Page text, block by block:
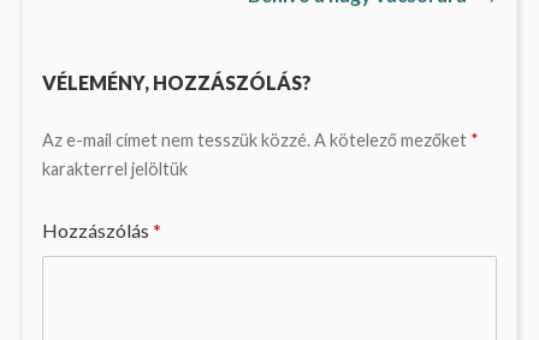
VÉLEMÉNY, HOZZÁSZÓLÁS?
Az e-mail címet nem tesszük közzé.A kötelező mezőket *
karakterrel jelöltük
Hozzászólás *